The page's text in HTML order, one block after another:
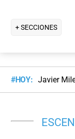
+ SECCIONES
#HOY: Javier